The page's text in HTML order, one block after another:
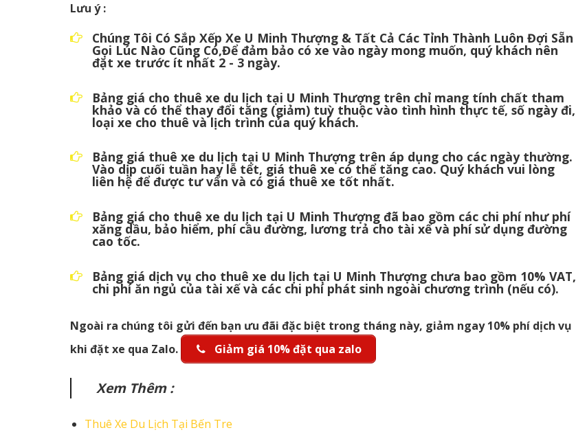
Lưu ý :
Chúng Tôi Có Sắp Xếp Xe U Minh Thượng & Tất Cả Các Tỉnh Thành Luôn Đợi Sẵn
Gọi Lúc Nào Cũng Có,Để đảm bảo có xe vào ngày mong muốn, quý khách nên
đặt xe trước ít nhất 2 - 3 ngày.
Bảng giá cho thuê xe du lịch tại U Minh Thượng trên chỉ mang tính chất tham
khảo và có thể thay đổi tăng (giảm) tuỳ thuộc vào tình hình thực tế, số ngày đi,
loại xe cho thuê và lịch trình của quý khách.
Bảng giá thuê xe du lịch tại U Minh Thượng trên áp dụng cho các ngày thường.
Vào dịp cuối tuần hay lễ tết, giá thuê xe có thể tăng cao. Quý khách vui lòng
liên hệ để được tư vấn và có giá thuê xe tốt nhất.
Bảng giá cho thuê xe du lịch tại U Minh Thượng đã bao gồm các chi phí như phí
xăng dầu, bảo hiểm, phí cầu đường, lương trả cho tài xế và phí sử dụng đường
cao tốc.
Bảng giá dịch vụ cho thuê xe du lịch tại U Minh Thượng chưa bao gồm 10% VAT,
chi phí ăn ngủ của tài xế và các chi phí phát sinh ngoài chương trình (nếu có).
Ngoài ra chúng tôi gửi đến bạn ưu đãi đặc biệt trong tháng này, giảm ngay 10% phí dịch vụ
khi đặt xe qua Zalo.
Giảm giá 10% đặt qua zalo
Xem Thêm :
Thuê Xe Du Lịch Tại Bến Tre